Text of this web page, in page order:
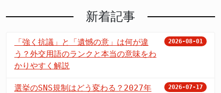
新着記事
「強く抗議」と「遺憾の意」は何が違
う？外交用語のランクと本当の意味をわ
かりやすく解説
2026-08-01
選挙のSNS規制はどう変わる？2027年
2026-07-17